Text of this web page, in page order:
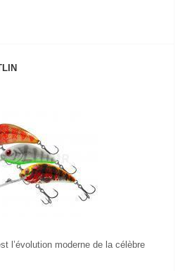
LE PRODUIT
l’évolution moderne de la célèbre